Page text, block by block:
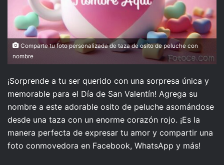
Comparte tu foto personalizada de taza de osito de peluche con
nombre
¡Sorprende a tu ser querido con una sorpresa única y
memorable para el Día de San Valentín! Agrega su
nombre a este adorable osito de peluche asomándose
desde una taza con un enorme corazón rojo. ¡Es la
manera perfecta de expresar tu amor y compartir una
foto conmovedora en Facebook, WhatsApp y más!